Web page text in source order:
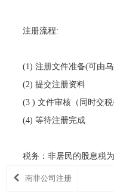
注册流程:
(1) 注册文件准备(可由
(2) 提交注册资料
(3 ) 文件审核（同时交
(4) 等待注册完成
税务：非居民的股息税
南非公司注册